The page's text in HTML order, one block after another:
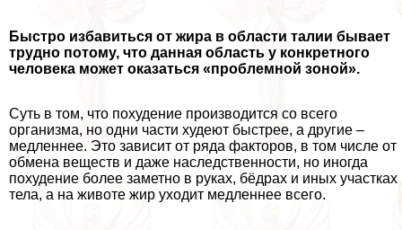
Быстро избавиться от жира в области талии бывает
трудно потому, что данная область у конкретного
человека может оказаться «проблемной зоной».
Суть в том, что похудение производится со всего
организма, но одни части худеют быстрее, а другие ‒
медленнее. Это зависит от ряда факторов, в том числе от
обмена веществ и даже наследственности, но иногда
похудение более заметно в руках, бёдрах и иных участках
тела, а на животе жир уходит медленнее всего.